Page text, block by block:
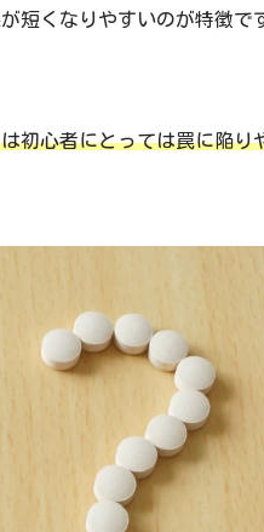
短くなりやすいのが特徴で
初心者にとっては罠に陥り